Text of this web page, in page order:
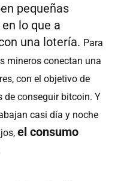
pequeñas
lo que a
una lotería. Para
mineros conectan una
con el objetivo de
de conseguir bitcoin. Y
casi día y noche
el consumo